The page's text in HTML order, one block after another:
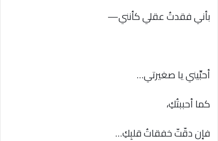
بأني فقدتُ عقلي كأنني—
أحبِّيني يا صغيرتي…
كما أحببتُكِ،
فإن دقّتّ خفقاتُ قلبِكِ…